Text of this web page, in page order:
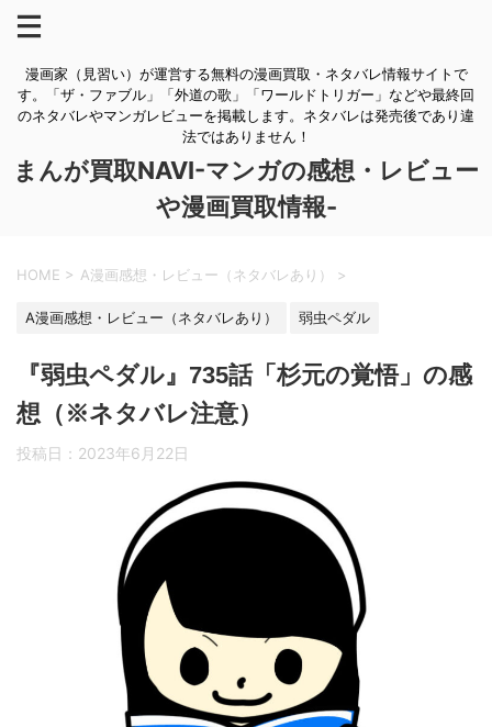
漫画家（見習い）が運営する無料の漫画買取・ネタバレ情報サイトで
す。「ザ・ファブル」「外道の歌」「ワールドトリガー」などや最終回
のネタバレやマンガレビューを掲載します。ネタバレは発売後であり違
法ではありません！
まんが買取NAVI-マンガの感想・レビュー
や漫画買取情報-
HOME > A漫画感想・レビュー（ネタバレあり） >
A漫画感想・レビュー（ネタバレあり） 弱虫ペダル
『弱虫ペダル』735話「杉元の覚悟」の感
想（※ネタバレ注意）
投稿日： 2023年6月22日